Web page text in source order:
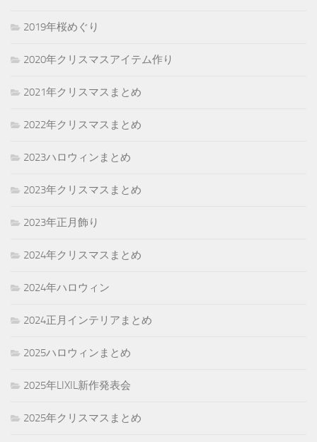
2019年桜めぐり
2020年クリスマスアイテム作り
2021年クリスマスまとめ
2022年クリスマスまとめ
2023ハロウィンまとめ
2023年クリスマスまとめ
2023年正月飾り
2024年クリスマスまとめ
2024年ハロウィン
2024正月インテリアまとめ
2025ハロウィンまとめ
2025年LIXIL新作発表会
2025年クリスマスまとめ